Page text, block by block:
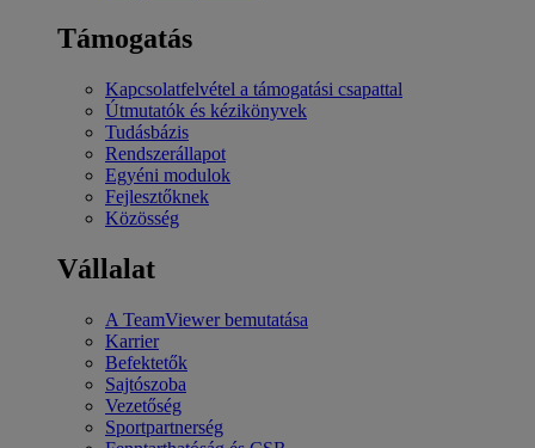
Támogatás
Kapcsolatfelvétel a támogatási csapattal
Útmutatók és kézikönyvek
Tudásbázis
Rendszerállapot
Egyéni modulok
Fejlesztőknek
Közösség
Vállalat
A TeamViewer bemutatása
Karrier
Befektetők
Sajtószoba
Vezetőség
Sportpartnerség